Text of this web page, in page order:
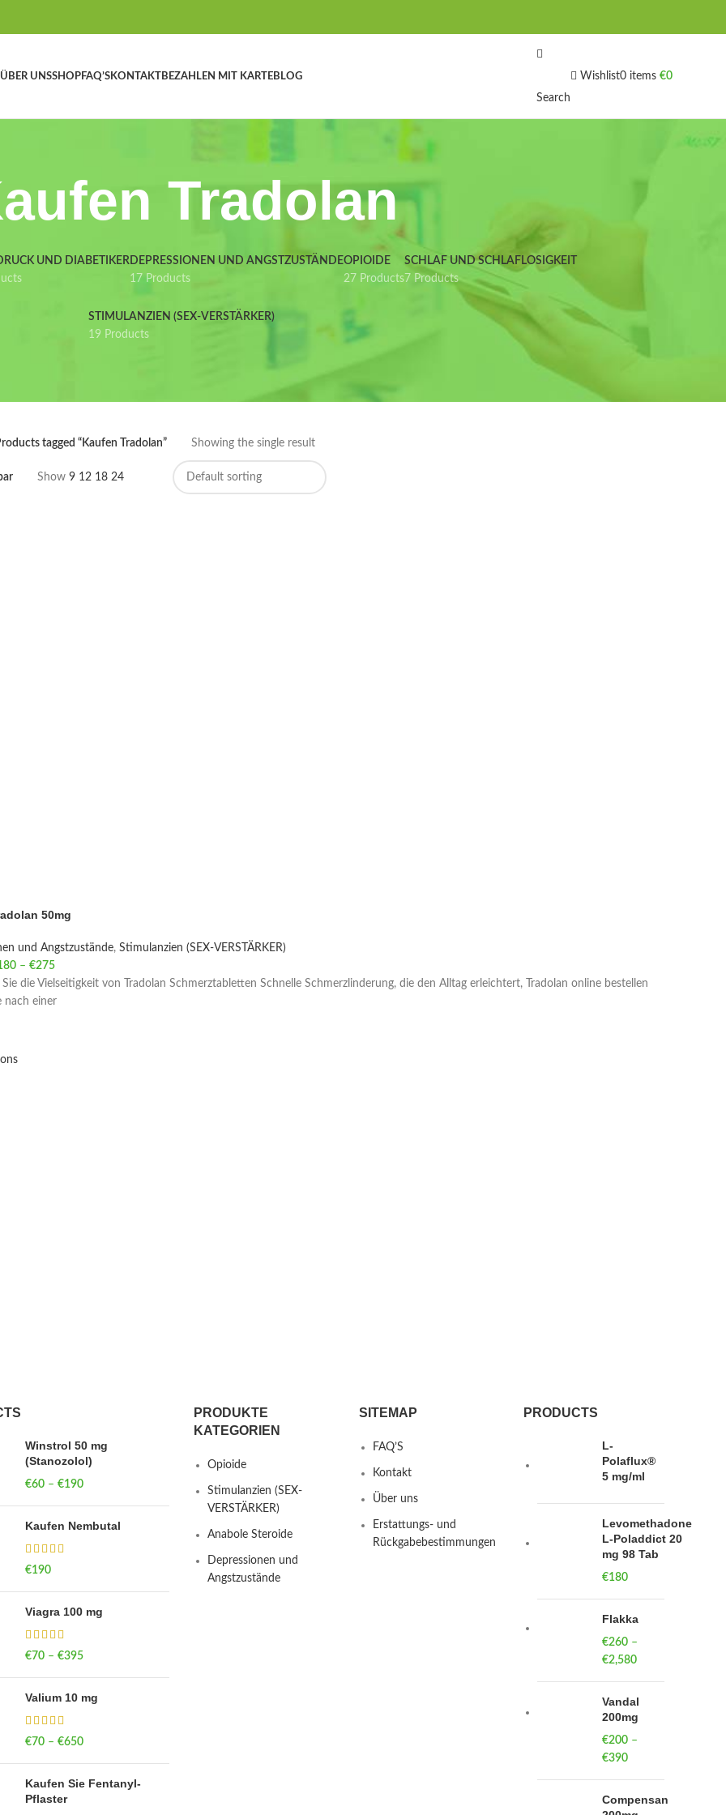
ÜBER UNSSHOPFAQ’SKONTAKTBEZAHLEN MIT KARTEBLOG
Search
Wishlist0 items €0
Tradolan
UND DIABETIKERDEPRESSIONEN UND ANGSTZUSTÄNDE
17 Products
OPIOIDE
27 Products
SCHLAF UND SCHLAFLOSIGKEIT
7 Products
STIMULANZIEN (SEX-VERSTÄRKER)
19 Products
tagged “Kaufen Tradolan” Showing the single result
Show 9 12 18 24
50mg
und Angstzustände, Stimulanzien (SEX-VERSTÄRKER)
– €275Price range: €180 through €275
Sie die Vielseitigkeit von Tradolan Schmerztabletten Schnelle Schmerzlinderung, die den Alltag erleichtert, Tradolan online bestellen
nach einer
Winstrol 50 mg
(Stanozolol)
€60 – €190Price range: €60
Kaufen Nembutal
€190
Viagra 100 mg
€70 – €395Price range: €70
Valium 10 mg
€70 – €650Price range: €70
Kaufen Sie Fentanyl-
Pflaster
PRODUKTE
KATEGORIEN
Opioide
Stimulanzien (SEX-
VERSTÄRKER)
Anabole Steroide
Depressionen und
Angstzustände
SITEMAP
FAQ’S
Kontakt
Über uns
Erstattungs- und
Rückgabebestimmungen
PRODUCTS
L-
Polaflux®
5 mg/ml
Levomethadone
L-Poladdict 20
mg 98 Tab
€180
Flakka
€260 –
€2,580
€260
through
Vandal
200mg
€200 –
€390
through
Compensan